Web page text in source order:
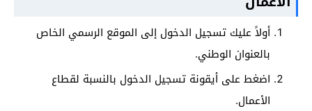
أولاً عليك تسجيل الدخول إلى الموقع الرسمي الخاص
بالعنوان الوطني.
اضغط على أيقونة تسجيل الدخول بالنسبة لقطاع
الأعمال.